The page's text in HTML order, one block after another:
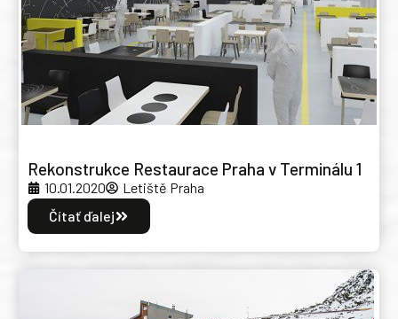
Rekonstrukce Restaurace Praha v Terminálu 1
10.01.2020
Letiště Praha
Čítať ďalej